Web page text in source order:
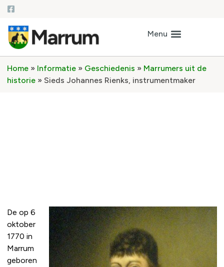
Home » Informatie » Geschiedenis » Marrumers uit de
historie » Sieds Johannes Rienks, instrumentmaker
De op 6
oktober
1770 in
Marrum
geboren